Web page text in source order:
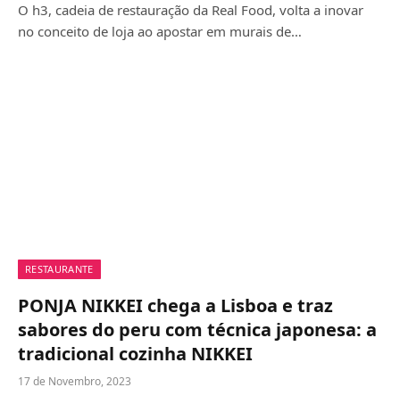
O h3, cadeia de restauração da Real Food, volta a inovar
no conceito de loja ao apostar em murais de…
RESTAURANTE
PONJA NIKKEI chega a Lisboa e traz
sabores do peru com técnica japonesa: a
tradicional cozinha NIKKEI
17 de Novembro, 2023